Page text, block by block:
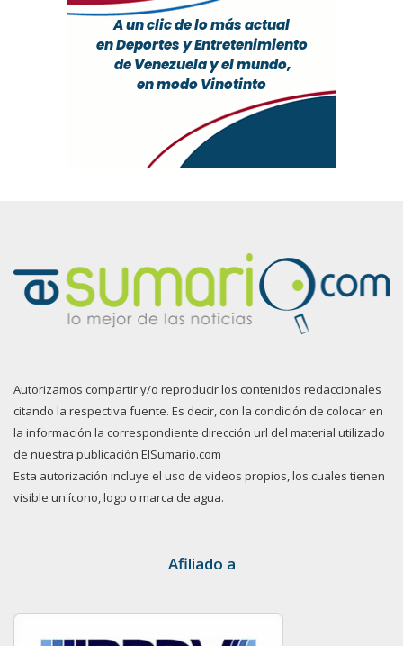
Autorizamos compartir y/o reproducir los contenidos redaccionales
citando la respectiva fuente. Es decir, con la condición de colocar en
la información la correspondiente dirección url del material utilizado
de nuestra publicación ElSumario.com
Esta autorización incluye el uso de videos propios, los cuales tienen
visible un ícono, logo o marca de agua.
Afiliado a